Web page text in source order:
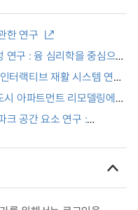
한 연구
연구 : 융 심리학을 중심으로
of Virtual Reality
Psychology
터랙티브 재활 시스템 연구
for Autistic Children
아파트먼트 리모델링에
Bundang New City
to the Adler Psychology
크 공간 요소 연구 :
parks from the
being of elderly